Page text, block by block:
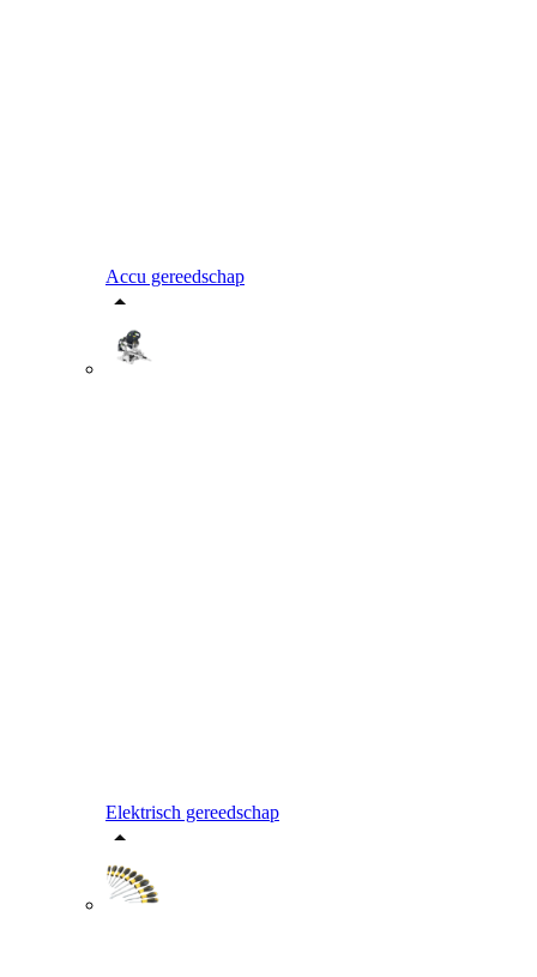
Accu gereedschap
Elektrisch gereedschap